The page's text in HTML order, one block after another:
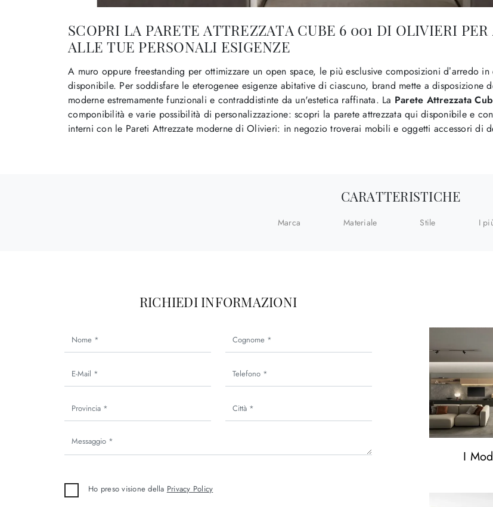
SCOPRI LA PARETE ATTREZZATA CUBE 6 001 DI OLIVIERI
ALLE TUE PERSONALI ESIGENZE
A muro oppure freestanding per ottimizzare un open space, le più esclusive composizioni d’arredo
disponibile. Per soddisfare le eterogenee esigenze abitative di ciascuno, brand mette a
moderne estremamente funzionali e contraddistinte da un'estetica raffinata. La Parete Attrezzata
componibilità e varie possibilità di personalizzazione: scopri la parete attrezzata qui disponibile e
interni con le Pareti Attrezzate moderne di Olivieri: in negozio troverai mobili e oggetti accessori di
CARATTERISTICHE
Marca Materiale Stile I
RICHIEDI INFORMAZIONI
Ho preso visione della Privacy Policy
I